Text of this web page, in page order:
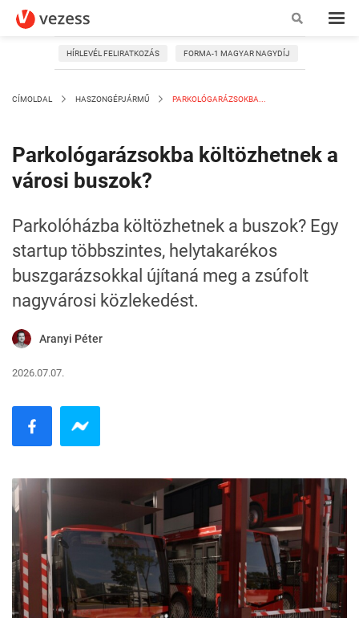
HÍRLEVÉL FELIRATKOZÁS FORMA-1 MAGYAR NAGYDÍJ
CÍMOLDAL HASZONGÉPJÁRMŰ PARKOLÓGARÁZSOKBA...
Parkológarázsokba költözhetnek a
városi buszok?
Parkolóházba költözhetnek a buszok? Egy
startup többszintes, helytakarékos
buszgarázsokkal újítaná meg a zsúfolt
nagyvárosi közlekedést.
Aranyi Péter
2026.07.07.